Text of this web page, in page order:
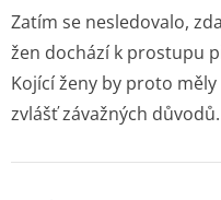
Zatím se nesledovalo,
žen dochází k prostupu
Kojící ženy by proto
zvlášť závažných důvodů.